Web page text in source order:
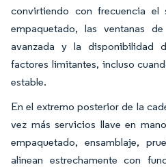
convirtiendo con frecuencia el
empaquetado, las ventanas
avanzada y la disponibilidad
factores limitantes, incluso
estable.
En el extremo posterior de la
vez más servicios llave en
empaquetado, ensamblaje,
alinean estrechamente con